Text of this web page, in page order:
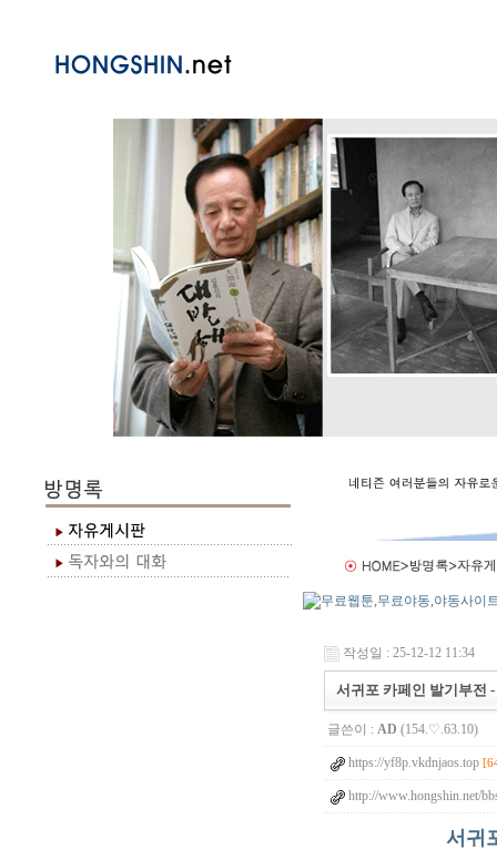
작성일 : 25-12-12 11:34
서귀포 카페인 발기부전
글쓴이 : AD (154.♡.63.10)
https://yf8p.vkdnjaos.top
http://www.hongshin.net/
서귀